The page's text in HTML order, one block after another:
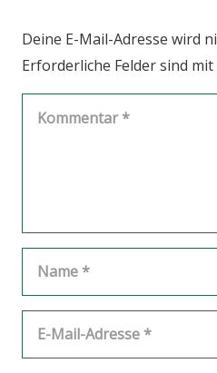
Deine E-Mail-Adresse wird
Erforderliche Felder sind mit